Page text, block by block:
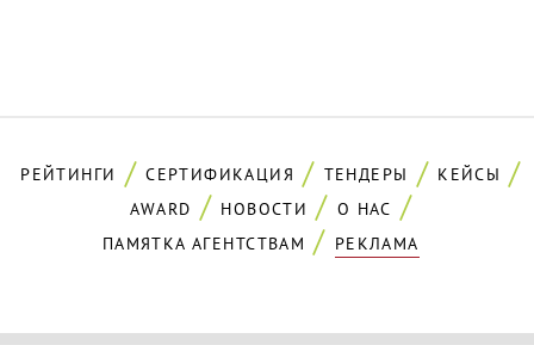
РЕЙТИНГИ СЕРТИФИКАЦИЯ ТЕНДЕРЫ
КЕЙСЫ
AWARD
НОВОСТИ
О НАС
ПАМЯТКА АГЕНТСТВАМ
РЕКЛАМА